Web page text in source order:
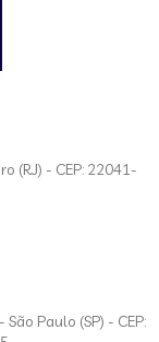
(RJ) - CEP: 22041-
Paulo (SP) - CEP: